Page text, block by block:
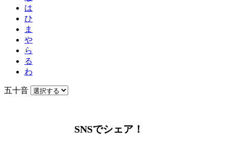
は
ひ
ま
や
ら
る
わ
五十音
SNSでシェア！